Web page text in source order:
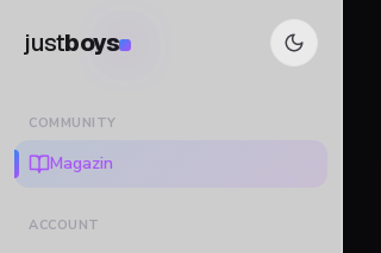
justboys
COMMUNITY
Magazin
ACCOUNT